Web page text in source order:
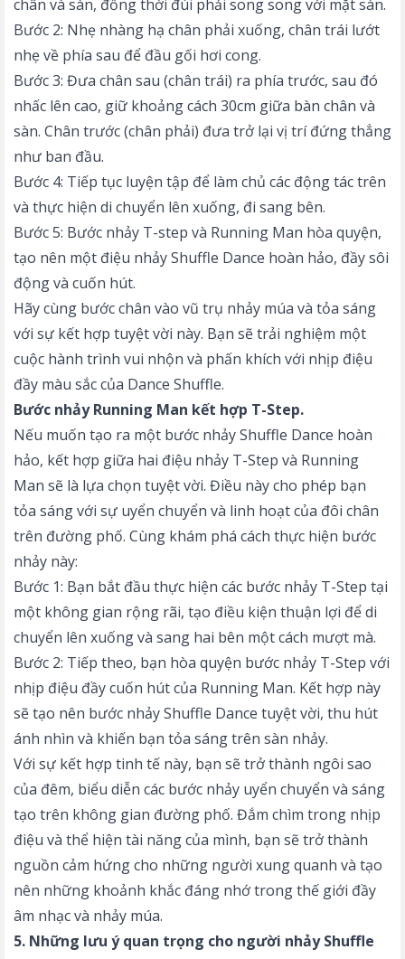
chân và sàn, đồng thời đùi phải song song với mặt sàn.
Bước 2: Nhẹ nhàng hạ chân phải xuống, chân trái lướt
nhẹ về phía sau để đầu gối hơi cong.
Bước 3: Đưa chân sau (chân trái) ra phía trước, sau đó
nhấc lên cao, giữ khoảng cách 30cm giữa bàn chân và
sàn. Chân trước (chân phải) đưa trở lại vị trí đứng thẳng
như ban đầu.
Bước 4: Tiếp tục luyện tập để làm chủ các động tác trên
và thực hiện di chuyển lên xuống, đi sang bên.
Bước 5: Bước nhảy T-step và Running Man hòa quyện,
tạo nên một điệu nhảy Shuffle Dance hoàn hảo, đầy sôi
động và cuốn hút.
Hãy cùng bước chân vào vũ trụ nhảy múa và tỏa sáng
với sự kết hợp tuyệt vời này. Bạn sẽ trải nghiệm một
cuộc hành trình vui nhộn và phấn khích với nhịp điệu
đầy màu sắc của Dance Shuffle.
Bước nhảy Running Man kết hợp T-Step.
Nếu muốn tạo ra một bước nhảy Shuffle Dance hoàn
hảo, kết hợp giữa hai điệu nhảy T-Step và Running
Man sẽ là lựa chọn tuyệt vời. Điều này cho phép bạn
tỏa sáng với sự uyển chuyển và linh hoạt của đôi chân
trên đường phố. Cùng khám phá cách thực hiện bước
nhảy này:
Bước 1: Bạn bắt đầu thực hiện các bước nhảy T-Step tại
một không gian rộng rãi, tạo điều kiện thuận lợi để di
chuyển lên xuống và sang hai bên một cách mượt mà.
Bước 2: Tiếp theo, bạn hòa quyện bước nhảy T-Step với
nhịp điệu đầy cuốn hút của Running Man. Kết hợp này
sẽ tạo nên bước nhảy Shuffle Dance tuyệt vời, thu hút
ánh nhìn và khiến bạn tỏa sáng trên sàn nhảy.
Với sự kết hợp tinh tế này, bạn sẽ trở thành ngôi sao
của đêm, biểu diễn các bước nhảy uyển chuyển và sáng
tạo trên không gian đường phố. Đắm chìm trong nhịp
điệu và thể hiện tài năng của mình, bạn sẽ trở thành
nguồn cảm hứng cho những người xung quanh và tạo
nên những khoảnh khắc đáng nhớ trong thế giới đầy
âm nhạc và nhảy múa.
5. Những lưu ý quan trọng cho người nhảy Shuffle